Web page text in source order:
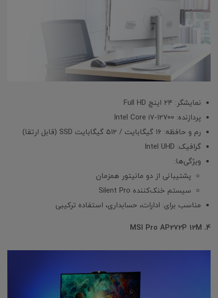
نمایشگر: ۲۴ اینچ Full HD
پردازنده: Intel Core i7-12700
رم و حافظه: ۱۶ گیگابایت / ۵۱۲ گیگابایت SSD (قابل ارتقا)
گرافیک: Intel UHD
ویژگی‌ها:
پشتیبانی از دو مانیتور همزمان
سیستم خنک‌کننده Silent Pro
مناسب برای: ادارات، حسابداری، استفاده ترکیبی
4. MSI Pro AP272P 12M